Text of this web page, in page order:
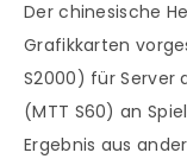
Der chinesische
Grafikkarten
S2000) für Server
(MTT S60) an
Ergebnis aus